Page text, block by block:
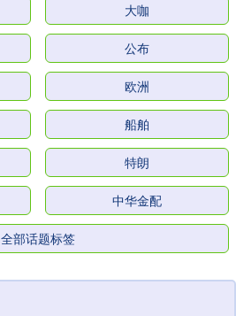
大咖
公布
欧洲
船舶
特朗
中华金配
全部话题标签